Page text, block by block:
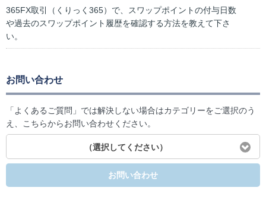
365FX取引（くりっく365）で、スワップポイントの付与日数
や過去のスワップポイント履歴を確認する方法を教えて下さ
い。
お問い合わせ
「よくあるご質問」では解決しない場合はカテゴリーをご選択のう
え、こちらからお問い合わせください。
（選択してください）
お問い合わせ